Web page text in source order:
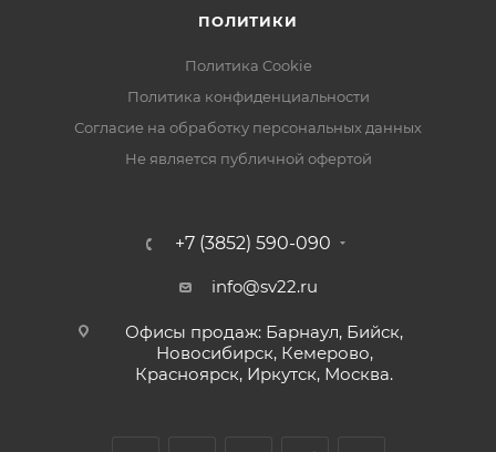
ПОЛИТИКИ
Политика Cookie
Политика конфиденциальности
Согласие на обработку персональных данных
Не является публичной офертой
+7 (3852) 590-090
info@sv22.ru
Офисы продаж: Барнаул, Бийск,
Новосибирск, Кемерово,
Красноярск, Иркутск, Москва.